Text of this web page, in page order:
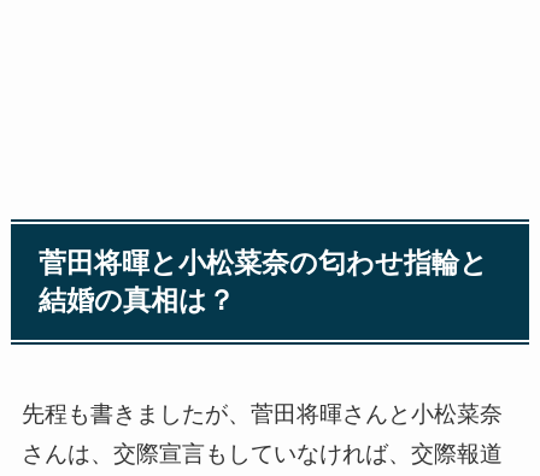
菅田将暉と小松菜奈の匂わせ指輪と
結婚の真相は？
先程も書きましたが、菅田将暉さんと小松菜奈
さんは、交際宣言もしていなければ、交際報道